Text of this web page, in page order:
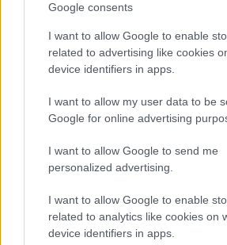
Google consents
I want to allow Google to enable
related to advertising like cookies
device identifiers in apps.
I want to allow my user data to be
Google for online advertising
I want to allow Google to send me
personalized advertising.
I want to allow Google to enable
related to analytics like cookies on
device identifiers in apps.
hozzávalókkal ahhoz, hogy még
korszakot kezdjünk a Gen3